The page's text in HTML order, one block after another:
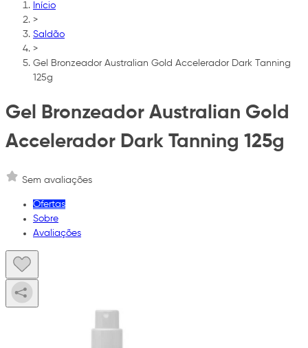
Início
>
Saldão
>
Gel Bronzeador Australian Gold Accelerador Dark Tanning
125g
Gel Bronzeador Australian Gold
Accelerador Dark Tanning 125g
Sem avaliações
Ofertas
Sobre
Avaliações